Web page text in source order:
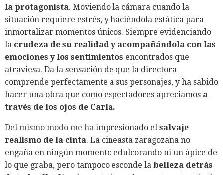
la protagonista. Moviendo la cámara cuando la
situación requiere estrés, y haciéndola estática para
inmortalizar momentos únicos. Siempre evidenciando
la crudeza de su realidad y acompañándola con las
emociones y los sentimientos encontrados que
atraviesa. Da la sensación de que la directora
comprende perfectamente a sus personajes, y ha sabido
hacer una obra que como espectadores apreciamos a
través de los ojos de Carla.
Del mismo modo me ha impresionado el salvaje
realismo de la cinta. La cineasta zaragozana no
engaña en ningún momento edulcorando ni un ápice de
lo que graba, pero tampoco esconde la belleza detrás